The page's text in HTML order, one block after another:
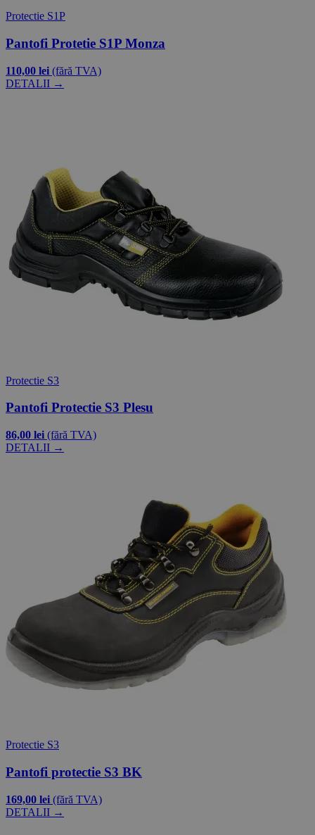
Protectie S1P
Pantofi Protetie S1P Monza
110,00 lei (fără TVA)
DETALII →
Protectie S3
Pantofi Protectie S3 Plesu
86,00 lei (fără TVA)
DETALII →
Protectie S3
Pantofi protectie S3 BK
169,00 lei (fără TVA)
DETALII →